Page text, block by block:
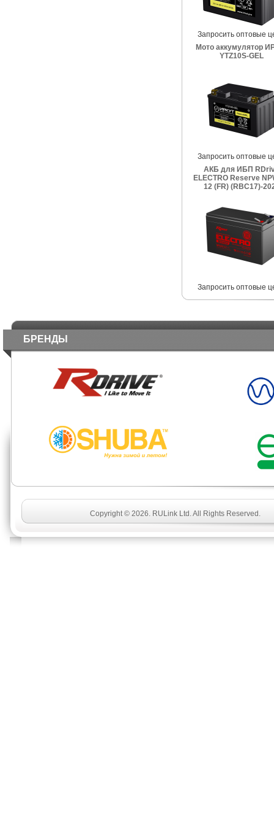
Запросить оптовые
Мото аккумулятор
YTZ10S-GEL
Запросить оптовые
АКБ для ИБП
ELECTRO Reserve
12 (FR) (RBC17)-
Запросить оптовые
БРЕНДЫ
Copyright © 2026. RULink Ltd. All Rights Reserved.